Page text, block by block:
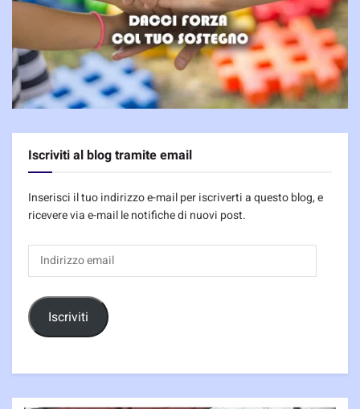
Iscriviti al blog tramite email
Inserisci il tuo indirizzo e-mail per iscriverti a questo blog, e
ricevere via e-mail le notifiche di nuovi post.
Indirizzo
email
Iscriviti